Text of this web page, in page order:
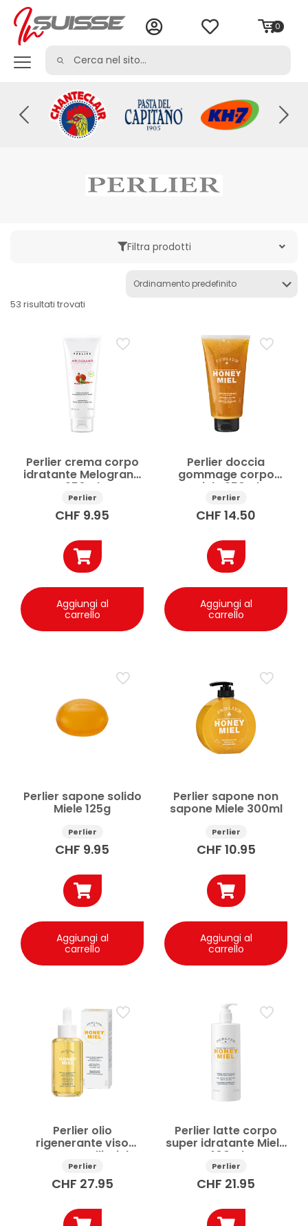
0
Filtra prodotti
53 risultati trovati
Perlier crema corpo
idratante Melograno
250ml
Perlier
CHF 9.95
Aggiungi al
carrello
Perlier doccia
gommage corpo
Miele 250ml
Perlier
CHF 14.50
Aggiungi al
carrello
Perlier sapone solido
Miele 125g
Perlier
CHF 9.95
Aggiungi al
carrello
Perlier sapone non
sapone Miele 300ml
Perlier
CHF 10.95
Aggiungi al
carrello
Perlier olio
rigenerante viso
corpo capelli Miele
95ml
Perlier
CHF 27.95
Perlier latte corpo
super idratante Miele
400ml
Perlier
CHF 21.95